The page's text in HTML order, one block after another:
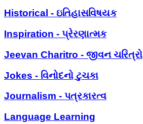
Historical - ઇતિહાસવિષયક
Inspiration - પ્રેરણાત્મક
Jeevan Charitro - જીવન ચરિત્રો
Jokes - વિનોદનો ટુચકા
Journalism - પત્રકારત્વ
Language Learning